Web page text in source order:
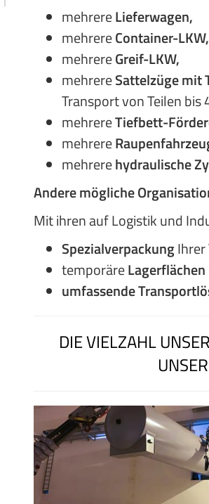
mehrereLieferwagen,
mehrereContainer-LKW,
mehrereGreif-LKW,
mehrereSattelzüge mit
Transport von Teilen bis
mehrereTiefbett-
mehrere
mehrerehydraulische
Andere mögliche
Mit ihren auf Logistik und
SpezialverpackungIhrer
temporäreLagerflächen
umfassende
DIE VIELZAHL